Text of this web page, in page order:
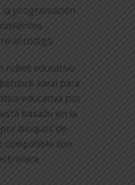
programación
el código.
robot educativo
ideal para
educativa por
basado en la
bloques de
compatible con